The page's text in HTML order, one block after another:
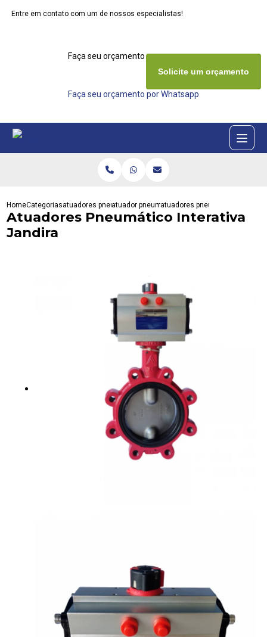
Entre em contato com um de nossos especialistas!
Faça seu orçamento agora mesmo
Faça seu orçamento por Whatsapp
Solicite um orçamento
HomeCategoriasatuadores pneumaticosatuador pneumatico duploatuadores pneumatico
Atuadores Pneumático Interativa
Jandira